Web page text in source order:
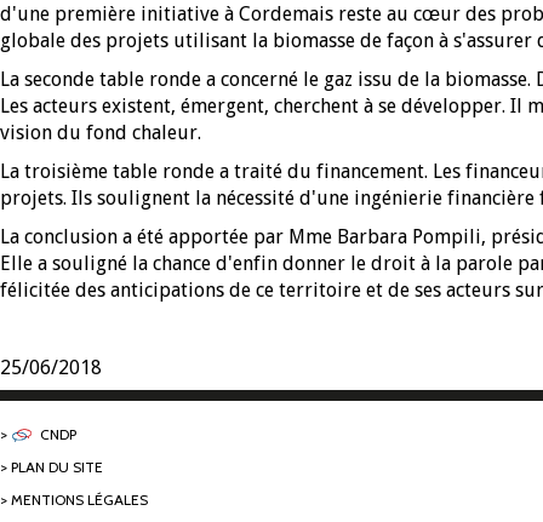
d'une première initiative à Cordemais reste au cœur des
globale des projets utilisant la biomasse de façon à
La seconde table ronde a concerné le gaz issu de la
Les acteurs existent, émergent, cherchent à se développer.
vision du fond chaleur.
La troisième table ronde a traité du financement. Les
projets. Ils soulignent la nécessité d'une ingénierie
La conclusion a été apportée par Mme Barbara Pompili,
Elle a souligné la chance d'enfin donner le droit à la parole
félicitée des anticipations de ce territoire et de ses acteurs
25/06/2018
CNDP
PLAN DU SITE
MENTIONS LÉGALES